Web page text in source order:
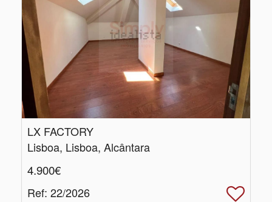
LX FACTORY
Lisboa, Lisboa, Alcântara
4.900€
Ref: 22/2026